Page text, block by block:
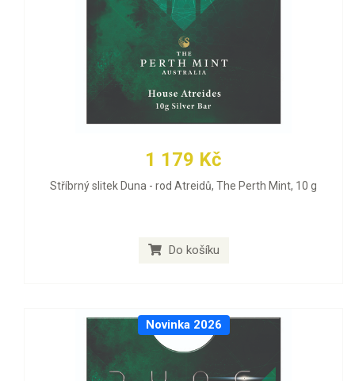
1 179 Kč
Stříbrný slitek Duna - rod Atreidů, The Perth Mint, 10 g
Do košíku
Novinka 2026